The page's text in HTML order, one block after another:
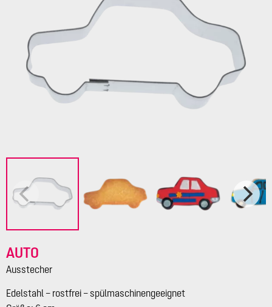
Vorspeisen & Desserts
Pasteten- &
Terrinenformen
Nudel- &
Spätzleherstellung
STÄDTER fresh&cool
AUTO
Ausstecher
Edelstahl – rostfrei – spülmaschinengeeignet